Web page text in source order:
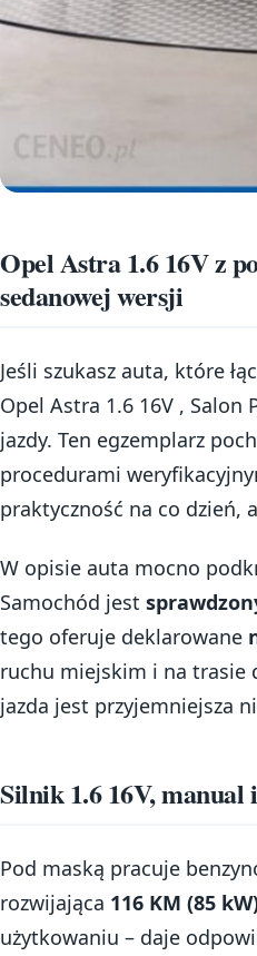
Opel Astra 1.6 16V z
sedanowej wersji
Jeśli szukasz auta, które
Opel Astra 1.6 16V ,
jazdy. Ten egzemplarz
procedurami
praktyczność na co dzień,
W opisie auta mocno
Samochód jest
tego oferuje deklarowane
ruchu miejskim i na trasie
jazda jest przyjemniejsza
Silnik 1.6 16V, manual
Pod maską pracuje
rozwijająca 116 KM (85
użytkowaniu – daje